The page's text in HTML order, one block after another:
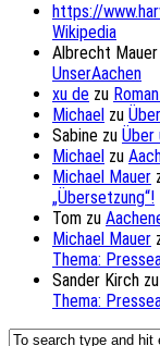
https://
Wikipedia
Albrecht Mauer
UnserAachen
xu de zu
Michael zu
Sabine zu Über
Michael zu
Michael Mauer
„Übersetzung“!
Tom zu
Michael Mauer
Thema:
Sander Kirch zu
Thema: